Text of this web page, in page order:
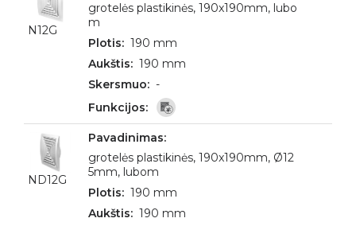
N12G
grotelės plastikinės, 190x190mm, lubo
m
190 mm
190 mm
-
ND12G
grotelės plastikinės, 190x190mm, Ø12
5mm, lubom
190 mm
190 mm